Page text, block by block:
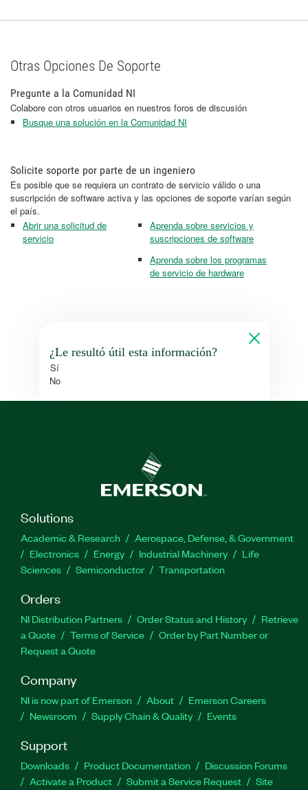
Otras Opciones De Soporte
Pregunte a la Comunidad NI
Colabore con otros usuarios en nuestros foros de discusión
Busque una solución en la Comunidad NI
Solicite soporte por parte de un ingeniero
Es posible que se requiera un contrato de servicio válido o una
suscripción de software activa y las opciones de soporte varían según
el país.
Abrir una solicitud de
servicio
Aprenda sobre servicios y
suscripciones de software
Aprenda sobre los programas
de servicio de hardware
¿Le resultó útil esta información?
Sí
No
Solutions
Academic & Research
Aerospace, Defense, & Government
Electronics
Energy Industrial Machinery
Life
Sciences
Semiconductor Transportation
Orders
NI Distribution Partners Order Status and History
Retrieve
a Quote
Terms of Service
Order by Part Number or
Request a Quote
Company
NI is now part of Emerson About
Emerson Careers
Newsroom
Supply Chain & Quality Events
Support
Downloads Product Documentation
Discussion Forums
Activate a Product
Submit a Service Request
Site